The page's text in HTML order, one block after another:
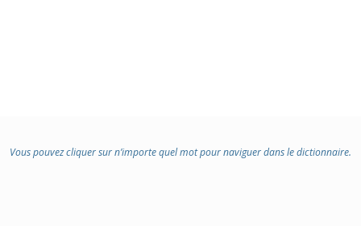
Vous pouvez cliquer sur n’importe quel mot pour naviguer dans le dictionnaire.